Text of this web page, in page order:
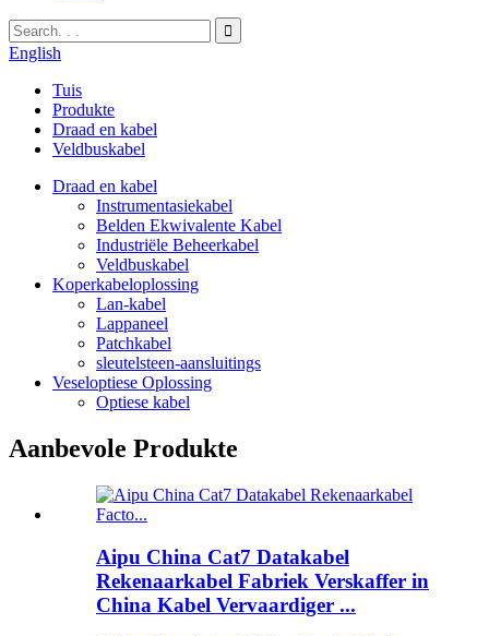
English
Tuis
Produkte
Draad en kabel
Veldbuskabel
Draad en kabel
Instrumentasiekabel
Belden Ekwivalente Kabel
Industriële Beheerkabel
Veldbuskabel
Koperkabeloplossing
Lan-kabel
Lappaneel
Patchkabel
sleutelsteen-aansluitings
Veseloptiese Oplossing
Optiese kabel
Aanbevole Produkte
Aipu China Cat7 Datakabel
Rekenaarkabel Fabriek Verskaffer in
China Kabel Vervaardiger ...